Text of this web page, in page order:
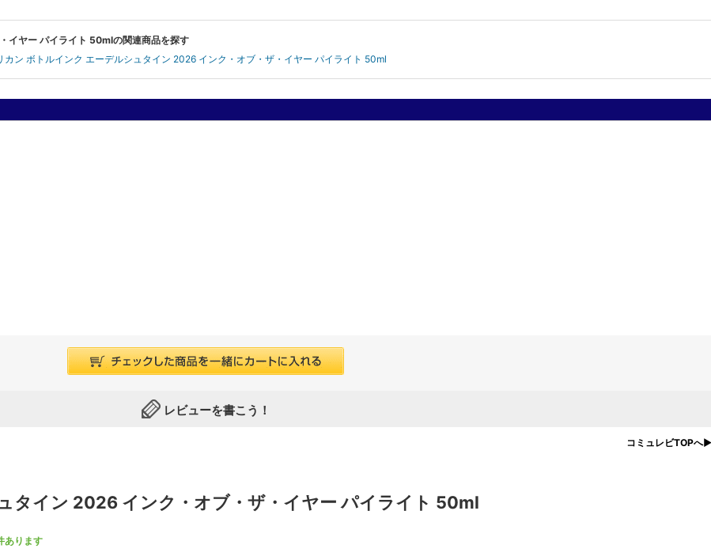
イヤー パイライト 50mlの関連商品を探す
カン ボトルインク エーデルシュタイン 2026 インク・オブ・ザ・イヤー パイライト 50ml
レビューを書こう！
コミュレビTOPへ▶
タイン 2026 インク・オブ・ザ・イヤー パイライト 50ml
あります